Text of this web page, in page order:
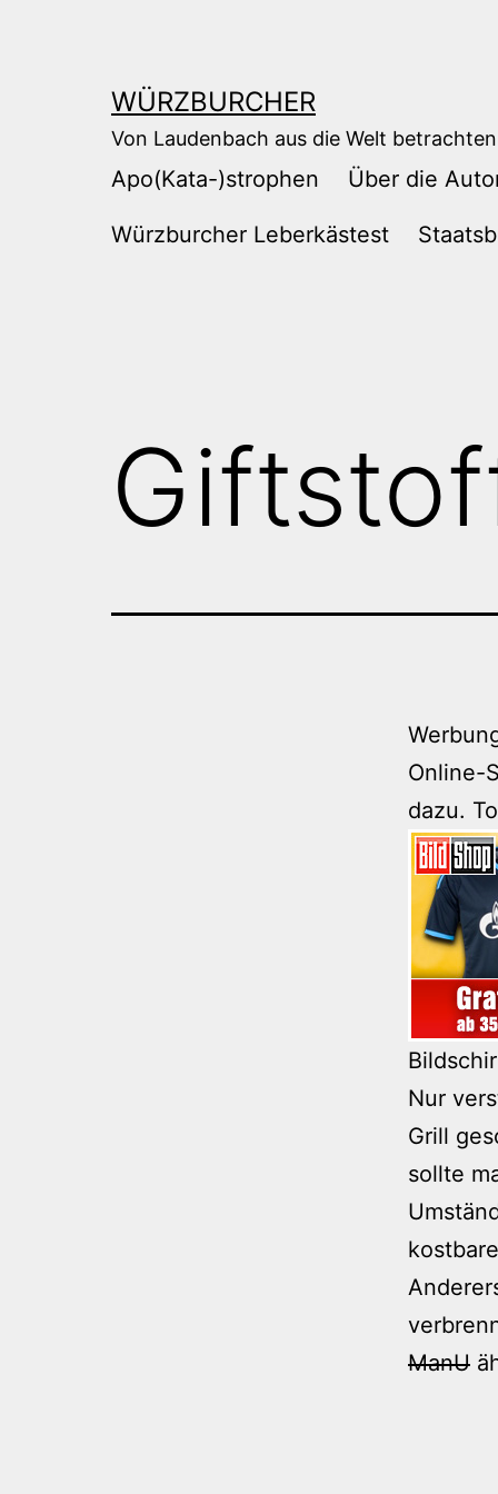
WÜRZBURCHER
Von Laudenbach aus die Welt betrachten
Apo(Kata-)strophen Über die
Würzburcher Leberkästest
Online-
dazu.
Nur
Grill
sollte
ManU